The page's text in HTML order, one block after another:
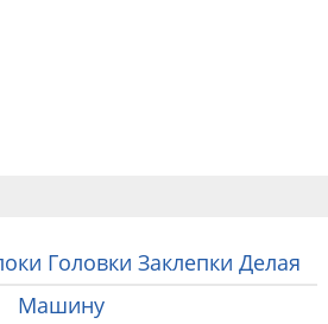
Головки Заклепки Делая
Машину